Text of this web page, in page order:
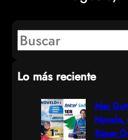
S
a
Lo más reciente
Max
Novelo,
Súper